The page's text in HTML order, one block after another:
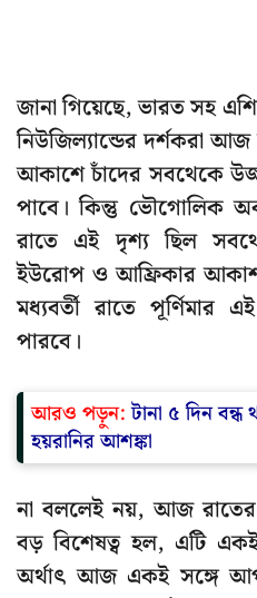
জানা গিয়েছে, ভারত সহ
নিউজিল্যান্ডের দর্শকরা
আকাশে চাঁদের সবথেকে
পাবে। কিন্তু ভৌগোলিক
রাতে এই দৃশ্য ছিল
ইউরোপ ও আফ্রিকার
মধ্যবর্তী রাতে
পারবে।
আরও পড়ুন:টানা ৫ দিন বন্ধ
হয়রানির আশঙ্কা
না বললেই নয়, আজ
বড় বিশেষত্ব হল, এটি
অর্থাৎ আজ একই সঙ্গে